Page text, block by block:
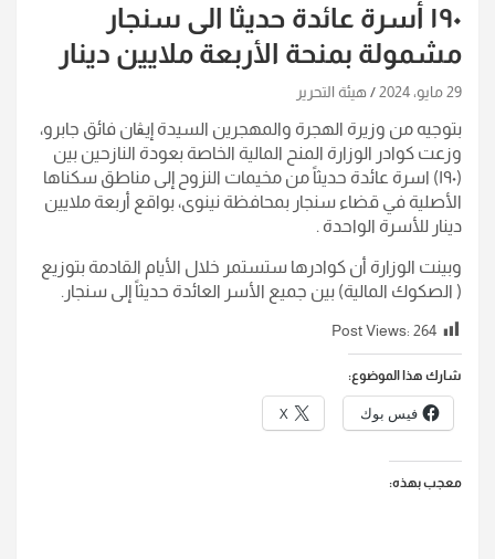
١٩٠ أسرة عائدة حديثا الى سنجار
مشمولة بمنحة الأربعة ملايين دينار
29 مايو، 2024 هيئة التحرير
بتوجيه من وزيرة الهجرة والمهجرين السيدة إيڨان فائق جابرو،
وزعت كوادر الوزارة المنح المالية الخاصة بعودة النازحين بين
(١٩٠) اسرة عائدة حديثاً من مخيمات النزوح إلى مناطق سكناها
الأصلية في قضاء سنجار بمحافظة نينوى، بواقع أربعة ملايين
دينار للأسرة الواحدة .
وبينت الوزارة أن كوادرها ستستمر خلال الأيام القادمة بتوزيع
( الصكوك المالية) بين جميع الأسر العائدة حديثاً إلى سنجار.
Post Views: 264
شارك هذا الموضوع:
فيس بوك X
معجب بهذه: